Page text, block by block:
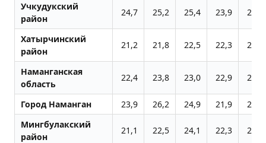
Учкудукский
район
24,7 25,2 25,4 23,9 23,8
Хатырчинский
район
21,2 21,8 22,5 22,3 23,2
Наманганская
область
22,4 23,8 23,0 22,9 22,2
Город Наманган 23,9 26,2 24,9 21,9
24,1
Мингбулакский
район
21,1 22,5 24,1 22,3 21,8